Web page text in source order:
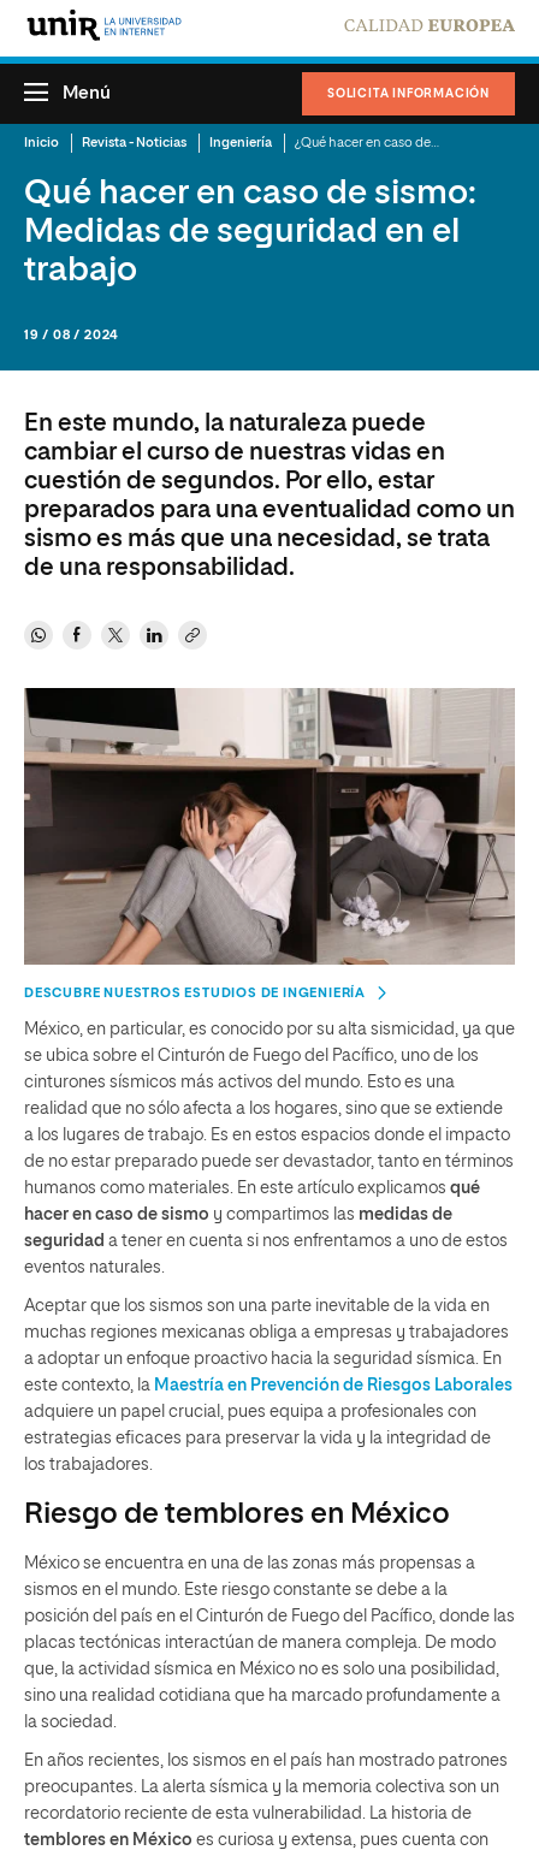
SOLICITA INFORMACIÓN
Menú
Inicio Revista - Noticias Ingeniería
Qué hacer en caso de sismo:
Medidas de seguridad en el
trabajo
19 / 08 / 2024
En este mundo, la naturaleza puede
cambiar el curso de nuestras vidas en
cuestión de segundos. Por ello, estar
preparados para una eventualidad como un
sismo es más que una necesidad, se trata
de una responsabilidad.
DESCUBRE NUESTROS ESTUDIOS DE INGENIERÍA
México, en particular, es conocido por su alta sismicidad, ya que
se ubica sobre el Cinturón de Fuego del Pacífico, uno de los
cinturones sísmicos más activos del mundo. Esto es una
realidad que no sólo afecta a los hogares, sino que se extiende
a los lugares de trabajo. Es en estos espacios donde el impacto
de no estar preparado puede ser devastador, tanto en términos
humanos como materiales. En este artículo explicamos qué
hacer en caso de sismo y compartimos las medidas de
seguridad a tener en cuenta si nos enfrentamos a uno de estos
eventos naturales.
Aceptar que los sismos son una parte inevitable de la vida en
muchas regiones mexicanas obliga a empresas y trabajadores
a adoptar un enfoque proactivo hacia la seguridad sísmica. En
este contexto, la Maestría en Prevención de Riesgos Laborales
adquiere un papel crucial, pues equipa a profesionales con
estrategias eficaces para preservar la vida y la integridad de
los trabajadores.
Riesgo de temblores en México
México se encuentra en una de las zonas más propensas a
sismos en el mundo. Este riesgo constante se debe a la
posición del país en el Cinturón de Fuego del Pacífico, donde las
placas tectónicas interactúan de manera compleja. De modo
que, la actividad sísmica en México no es solo una posibilidad,
sino una realidad cotidiana que ha marcado profundamente a
la sociedad.
En años recientes, los sismos en el país han mostrado patrones
preocupantes. La alerta sísmica y la memoria colectiva son un
recordatorio reciente de esta vulnerabilidad. La historia de
temblores en México es curiosa y extensa, pues cuenta con